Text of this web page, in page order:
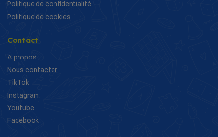
Politique de confidentialité
Politique de cookies
Contact
A propos
Nous contacter
TikTok
Instagram
Youtube
Facebook